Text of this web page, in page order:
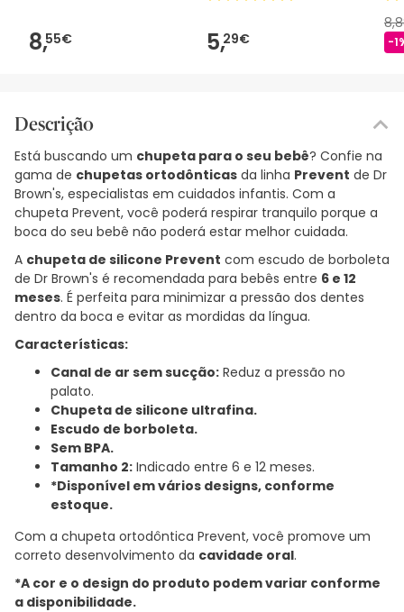
8,55€ 5,29€ -
Descrição
Está buscando um chupeta para o seu bebê? Confie na
gama de chupetas ortodônticas da linha Prevent de Dr
Brown's, especialistas em cuidados infantis. Com a
chupeta Prevent, você poderá respirar tranquilo porque a
boca do seu bebê não poderá estar melhor cuidada.
A chupeta de silicone Prevent com escudo de borboleta
de Dr Brown's é recomendada para bebês entre 6 e 12
meses. É perfeita para minimizar a pressão dos dentes
dentro da boca e evitar as mordidas da língua.
Características:
Canal de ar sem sucção: Reduz a pressão no
palato.
Chupeta de silicone ultrafina.
Escudo de borboleta.
Sem BPA.
Tamanho 2: Indicado entre 6 e 12 meses.
*Disponível em vários designs, conforme
estoque.
Com a chupeta ortodôntica Prevent, você promove um
correto desenvolvimento da cavidade oral.
*A cor e o design do produto podem variar conforme
a disponibilidade.